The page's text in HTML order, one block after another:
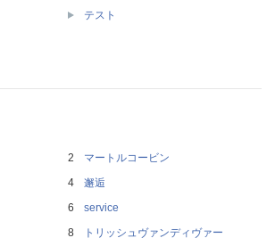
テスト
マートルコービン
邂逅
service
トリッシュヴァンディヴァー